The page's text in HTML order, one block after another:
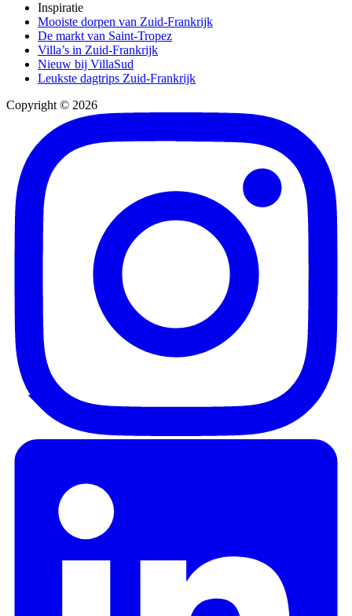
Inspiratie
Mooiste dorpen van Zuid-Frankrijk
De markt van Saint-Tropez
Villa’s in Zuid-Frankrijk
Nieuw bij VillaSud
Leukste dagtrips Zuid-Frankrijk
Copyright © 2026